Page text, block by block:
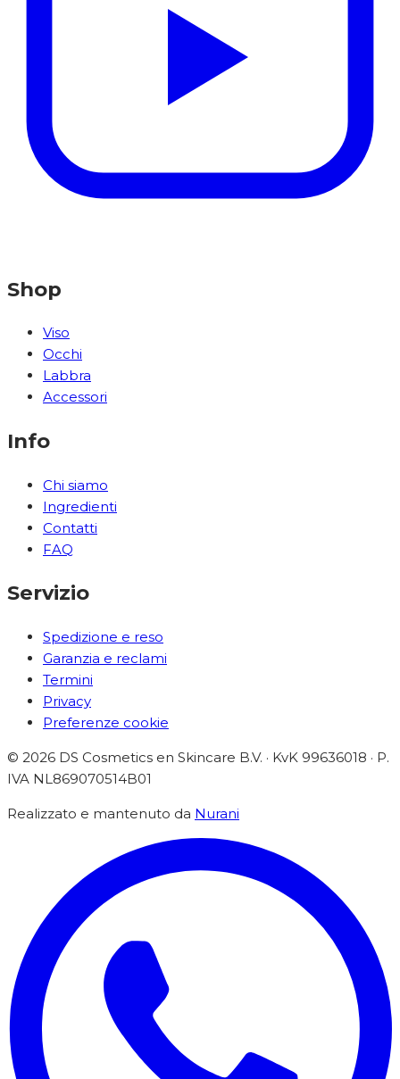
Shop
Viso
Occhi
Labbra
Accessori
Info
Chi siamo
Ingredienti
Contatti
FAQ
Servizio
Spedizione e reso
Garanzia e reclami
Termini
Privacy
Preferenze cookie
© 2026 DS Cosmetics en Skincare B.V. · KvK 99636018 · P.
IVA NL869070514B01
Realizzato e mantenuto da Nurani